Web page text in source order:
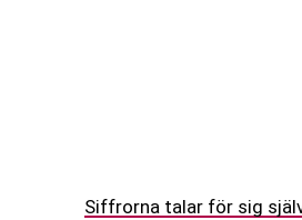
Siffrorna talar för sig